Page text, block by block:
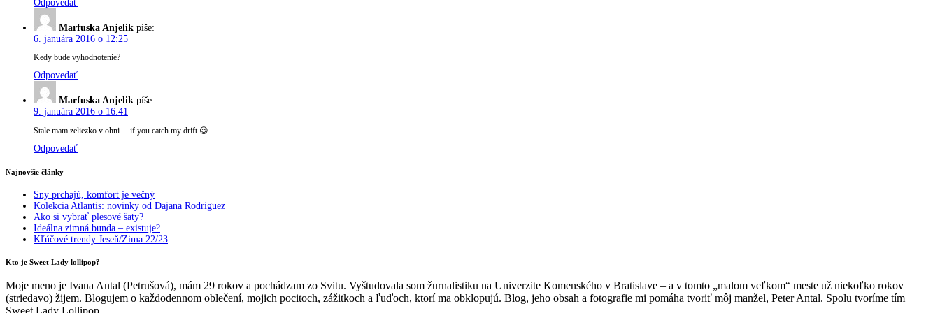
Odpovedať
Marfuska Anjelik píše:
6. januára 2016 o 12:25
Kedy bude vyhodnotenie?
Odpovedať
Marfuska Anjelik píše:
9. januára 2016 o 16:41
Stale mam zeliezko v ohni… if you catch my drift 😉
Odpovedať
Najnovšie články
Sny prchajú, komfort je večný
Kolekcia Atlantis: novinky od Dajana Rodriguez
Ako si vybrať plesové šaty?
Ideálna zimná bunda – existuje?
Kľúčové trendy Jeseň/Zima 22/23
Kto je Sweet Lady lollipop?
Moje meno je Ivana Antal (Petrušová), mám 29 rokov a pochádzam zo Svitu. Vyštudovala som žurnalistiku na Univerzite Komenského v Bratislave – a v tomto „malom veľkom“ meste už niekoľko rokov
(striedavo) žijem. Blogujem o každodennom oblečení, mojich pocitoch, zážitkoch a ľuďoch, ktorí ma obklopujú. Blog, jeho obsah a fotografie mi pomáha tvoriť môj manžel, Peter Antal. Spolu tvoríme tím